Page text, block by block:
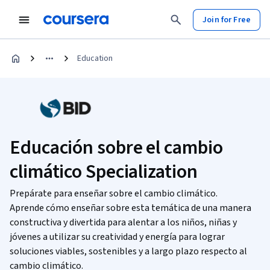
Join for Free
Education
Educación sobre el cambio
climático Specialization
Prepárate para enseñar sobre el cambio climático.
Aprende cómo enseñar sobre esta temática de una manera
constructiva y divertida para alentar a los niños, niñas y
jóvenes a utilizar su creatividad y energía para lograr
soluciones viables, sostenibles y a largo plazo respecto al
cambio climático.